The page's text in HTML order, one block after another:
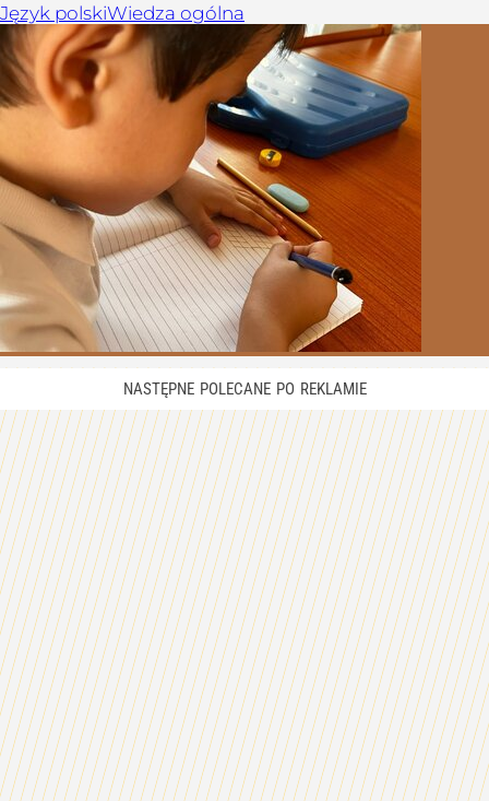
Język polskiWiedza ogólna